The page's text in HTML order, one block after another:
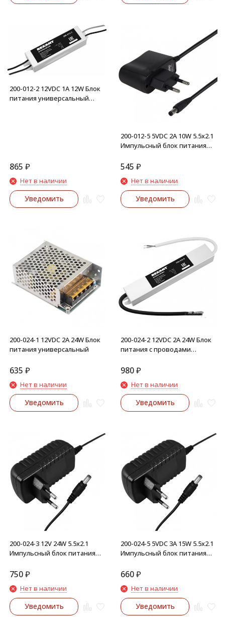
200-012-2 12VDC 1А 12W Блок
питания универсальный
865 ₽
Нет в наличии
Уведомить
200-012-5 5VDC 2А 10W 5.5х2.1
Импульсный блок питания
545 ₽
Нет в наличии
Уведомить
200-024-1 12VDC 2A 24W Блок
питания универсальный
635 ₽
Нет в наличии
Уведомить
200-024-2 12VDC 2А 24W Блок
питания с проводами
980₽
Нет в наличии
Уведомить
200-024-3 12V 24W 5.5х2.1
Импульсный блок питания
750₽
Нет в наличии
Уведомить
200-024-5 5VDC 3А 15W 5.5х2.1
Импульсный блок питания
660₽
Нет в наличии
Уведомить